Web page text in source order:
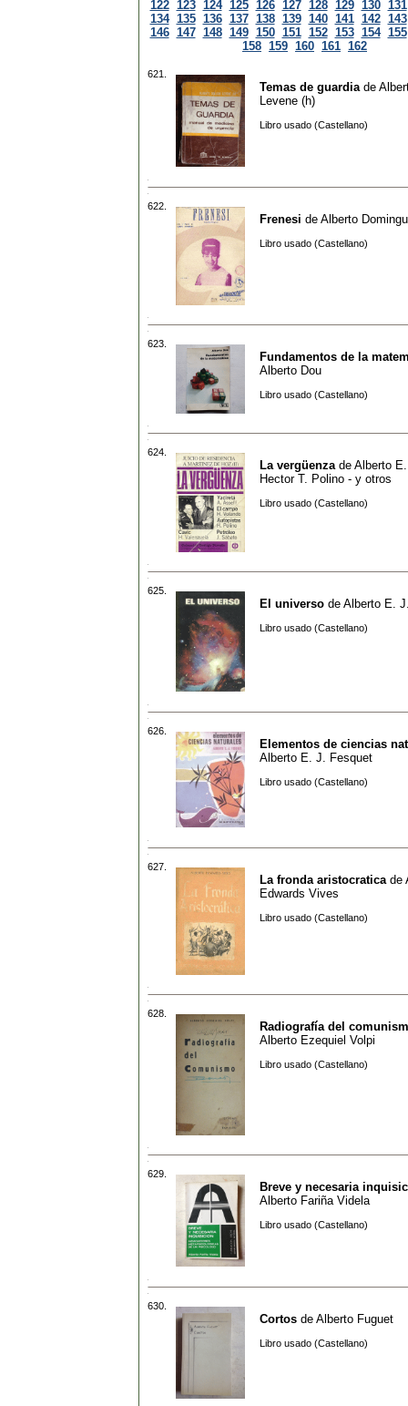
122 123 124 125 126 127 128 129 130 131
134 135 136 137 138 139 140 141 142 143
146 147 148 149 150 151 152 153 154 155
158 159 160 161 162
621.
Temas de guardia de
Levene (h)
Libro usado (Castellano)
622.
Frenesi de Alberto
Libro usado (Castellano)
623.
Fundamentos de la
Alberto Dou
Libro usado (Castellano)
624.
La vergüenza de Alberto
Hector T. Polino - y otros
Libro usado (Castellano)
625.
El universo de Alberto E.
Libro usado (Castellano)
626.
Elementos de ciencias
Alberto E. J. Fesquet
Libro usado (Castellano)
627.
La fronda aristocratica de
Edwards Vives
Libro usado (Castellano)
628.
Radiografía del
Alberto Ezequiel Volpi
Libro usado (Castellano)
629.
Breve y necesaria
Alberto Fariña Videla
Libro usado (Castellano)
630.
Cortos de Alberto Fuguet
Libro usado (Castellano)